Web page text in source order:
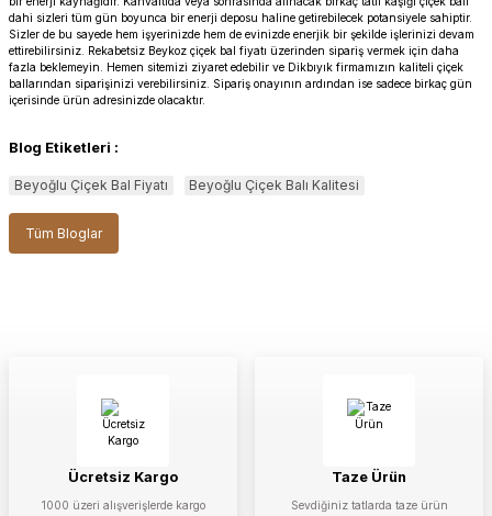
dahi sizleri tüm gün boyunca bir enerji deposu haline getirebilecek potansiyele sahiptir.
Sizler de bu sayede hem işyerinizde hem de evinizde enerjik bir şekilde işlerinizi devam
ettirebilirsiniz. Rekabetsiz Beykoz çiçek bal fiyatı üzerinden sipariş vermek için daha
fazla beklemeyin. Hemen sitemizi ziyaret edebilir ve Dikbıyık firmamızın kaliteli çiçek
ballarından siparişinizi verebilirsiniz. Sipariş onayının ardından ise sadece birkaç gün
içerisinde ürün adresinizde olacaktır.
Blog Etiketleri :
Beyoğlu Çiçek Bal Fiyatı Beyoğlu Çiçek Balı Kalitesi
Tüm Bloglar
Ücretsiz Kargo
1000 üzeri alışverişlerde kargo
Taze Ürün
Sevdiğiniz tatlarda taze ürün